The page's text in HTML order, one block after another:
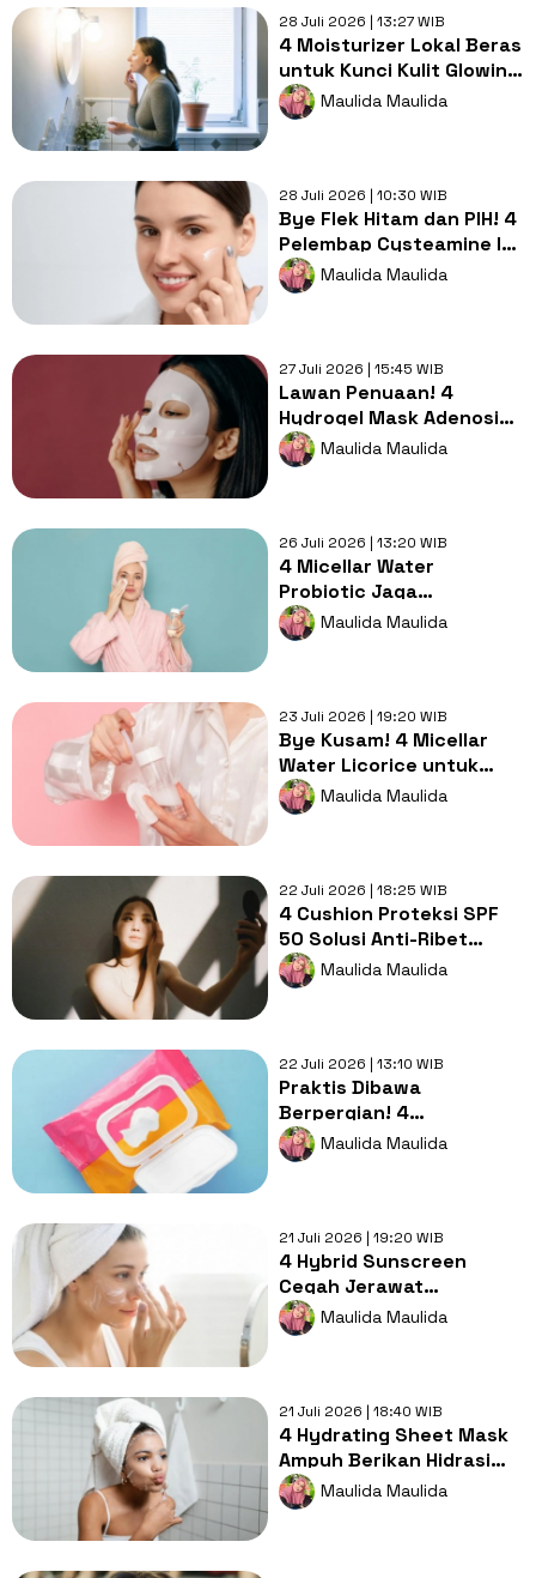
28 Juli 2026 | 13:27 WIB
4 Moisturizer Lokal Beras
untuk Kunci Kulit Glowing
dan Plumpy Setiap Hari
Maulida Maulida
28 Juli 2026 | 10:30 WIB
Bye Flek Hitam dan PIH! 4
Pelembap Cysteamine Ini
Buat Wajah Cerah Merata
Maulida Maulida
27 Juli 2026 | 15:45 WIB
Lawan Penuaan! 4
Hydrogel Mask Adenosine
Bikin Wajah Kencang dan
Kenyal
Maulida Maulida
26 Juli 2026 | 13:20 WIB
4 Micellar Water
Probiotic Jaga
Keseimbangan Skin
Barrier pada Kulit Kering
Maulida Maulida
23 Juli 2026 | 19:20 WIB
Bye Kusam! 4 Micellar
Water Licorice untuk
Kulit Bersih, Sehat, dan
Cerah
Maulida Maulida
22 Juli 2026 | 18:25 WIB
4 Cushion Proteksi SPF
50 Solusi Anti-Ribet
Touch-Up saat Aktivitas
Outdoor
Maulida Maulida
22 Juli 2026 | 13:10 WIB
Praktis Dibawa
Berpergian! 4
Brightening Cleansing
Wipes Buat Wajah Cerah
Maulida Maulida
21 Juli 2026 | 19:20 WIB
4 Hybrid Sunscreen
Cegah Jerawat
Meradang Akibat
Paparan Sinar Matahari
Maulida Maulida
21 Juli 2026 | 18:40 WIB
4 Hydrating Sheet Mask
Ampuh Berikan Hidrasi
Ekstra untuk Skin Barrier
Kuat
Maulida Maulida